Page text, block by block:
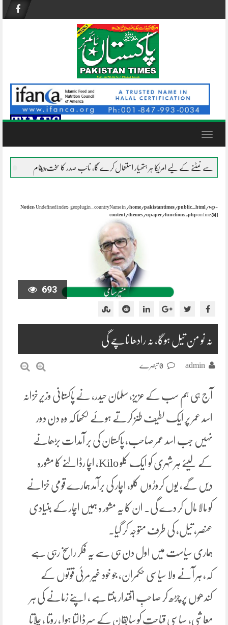
content
Toggle
کے لیے امریکا ہر ہتھیار استعمال کرے گا، نائب صدر کا سخت پیغام نظام ناکام ہو چکا
Notice: Undefined index: geoplugin_countryName in /home/pakistantimes/public_html/wp-
content/themes/upaper/functions.php on line341
693
نہ نو من تیل ہوگا، نہ رادھا ناچے گی
admin
آج ہی ہم سب کے عزیز، سلمان حیدر، نے پاکستانی وزیرِ خزانہ
اسد عمر پر ایک لطیف طنز کرتے ہوئے لکھا کہ وہ دن دور
نہیں جب اسد عمر صاحب، پاکستان کی بر آمدات بڑھانے
کے لیئے ہر شہری کو ایک کلو Kilo، اچا رڈالنے کا مشورہ
دیں گے، یوں کروڑوں کلو، اچار کی برآمد ہمارے قومی خزانے
کو مالا مال کر دے گی۔ ان کا یہ مشور ہ ہمیں اچار کے بنیادی
عنصر، تیل، کی طرف متوجہ کر گیا۔
ہماری سیاست میں اول دن ہی سے یہ فکر راسخ رہی ہے
کہ، ہر آنے ولا سیاسی حکمران، جو خود غیر مرئی قوتوں کے
کندھوں پر چڑھ کر صاحبِ اقتدار بنتا ہے ، اپنے زمانے کی ہر
معاشی، سیاسی قباحت کو سابقان کے سر ڈالتا ہوا ، روتا ، چلّاتا